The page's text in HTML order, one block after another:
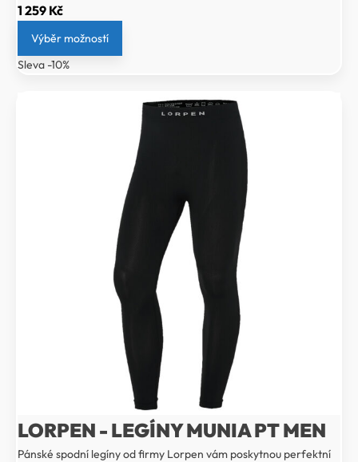
Původní
cena
byla:
1
1 259 KčAktuální
cena
1
Výběr možností
Sleva -10%
LORPEN - LEGÍNY MUNIA PT MEN
Pánské spodní legíny od firmy Lorpen vám poskytnou perfektní